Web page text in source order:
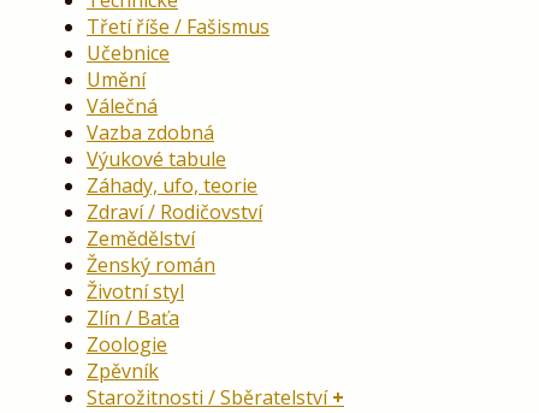
Třetí říše / Fašismus
Učebnice
Umění
Válečná
Vazba zdobná
Výukové tabule
Záhady, ufo, teorie
Zdraví / Rodičovství
Zemědělství
Ženský román
Životní styl
Zlín / Baťa
Zoologie
Zpěvník
Starožitnosti / Sběratelství